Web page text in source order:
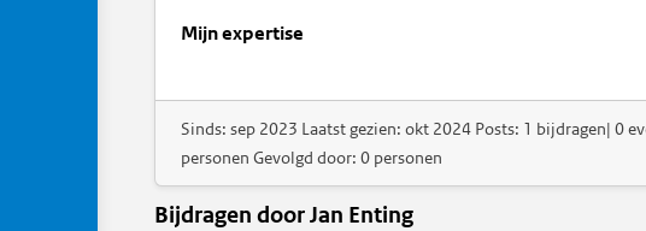
Mijn expertise
Sinds: sep 2023 Laatst gezien: okt 2024 Posts: 1 bijdragen| 0
personen Gevolgd door: 0 personen
Bijdragen door Jan Enting